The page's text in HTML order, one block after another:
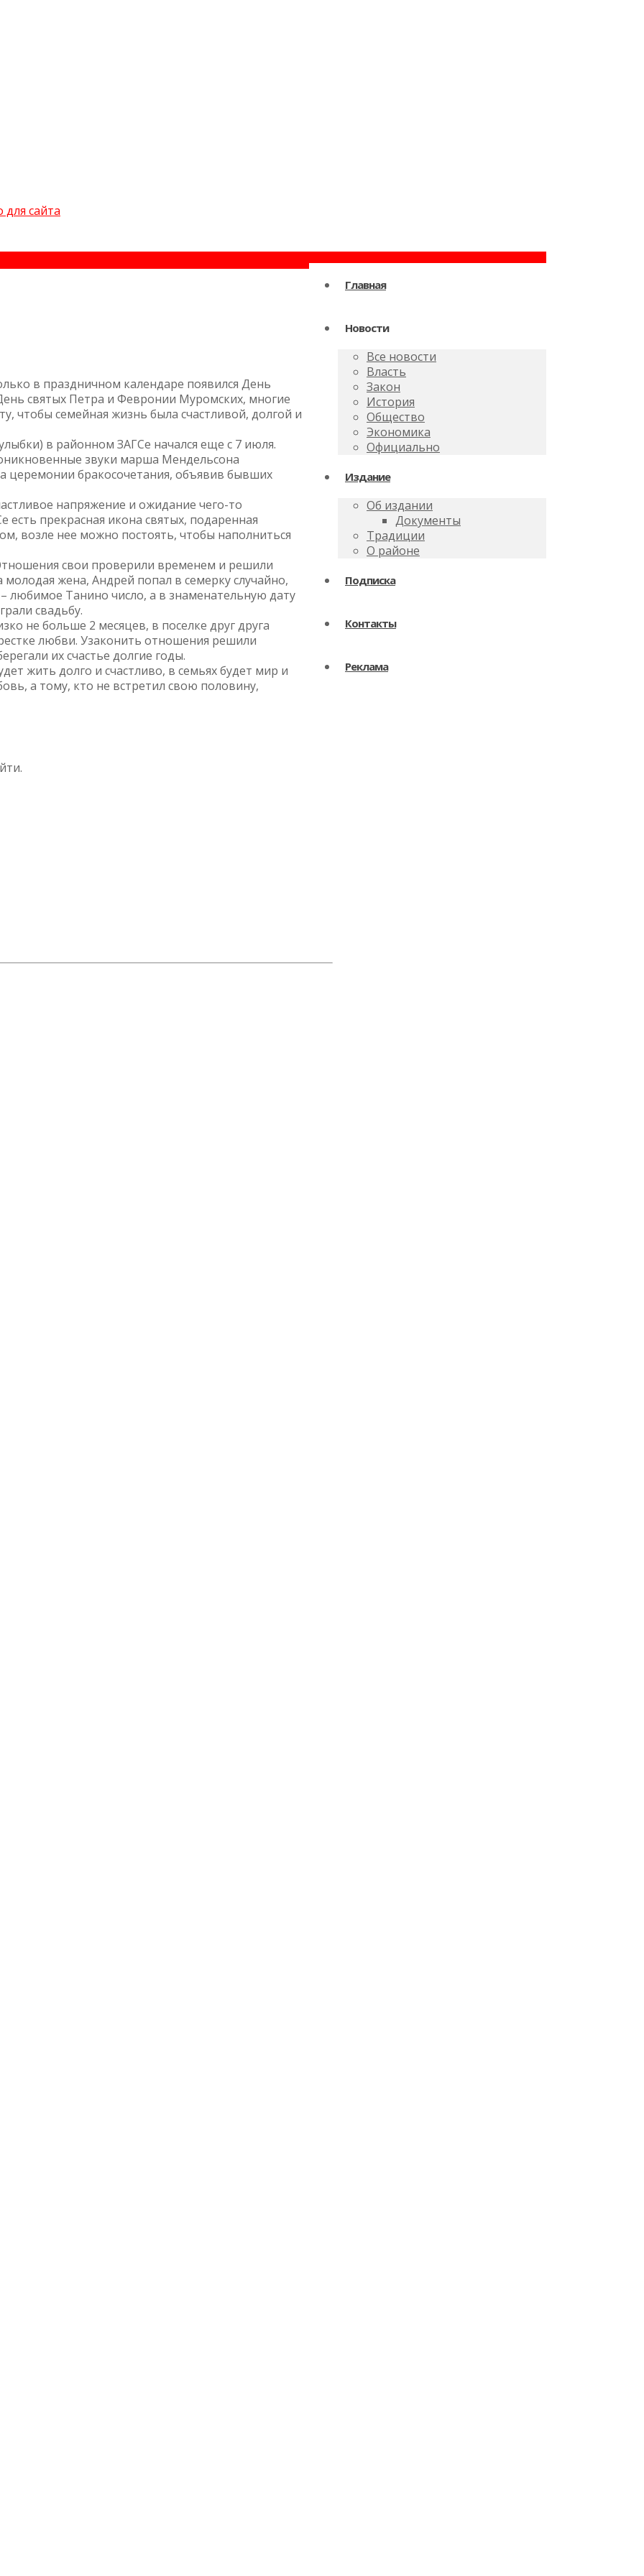
Главная
Новости
Все новости
Власть
Закон
История
Общество
Экономика
Официально
Издание
Об издании
Документы
Традиции
О районе
Подписка
Контакты
Реклама
в праздничном календаре появился День
святых Петра и Февронии Муромских, многие
чтобы семейная жизнь была счастливой, долгой и
в районном ЗАГСе начался еще с 7 июля.
звуки марша Мендельсона
церемонии бракосочетания, объявив бывших
напряжение и ожидание чего-то
прекрасная икона святых, подаренная
возле нее можно постоять, чтобы наполниться
свои проверили временем и решили
жена, Андрей попал в семерку случайно,
любимое Танино число, а в знаменательную дату
свадьбу.
не больше 2 месяцев, в поселке друг друга
любви. Узаконить отношения решили
их счастье долгие годы.
жить долго и счастливо, в семьях будет мир и
а тому, кто не встретил свою половину,